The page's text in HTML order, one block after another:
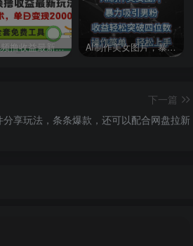
多多视频撸收益最新玩法，高收益技术，单日变现2000+，附赠全套技术资料 AI制作美女图片，暴力吸引男粉，收益轻松突破四位数，操作简单 上手难度低
下一篇
享玩法，条条爆款，还可以配合网盘拉新